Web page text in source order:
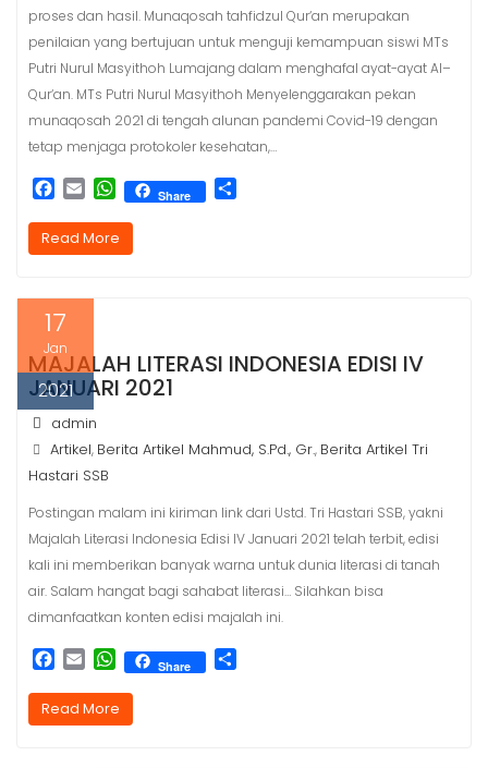
proses dan hasil. Munaqosah tahfidzul Qur‘an merupakan
penilaian yang bertujuan untuk menguji kemampuan siswi MTs
Putri Nurul Masyithoh Lumajang dalam menghafal ayat-ayat Al–
Qur‘an. MTs Putri Nurul Masyithoh Menyelenggarakan pekan
munaqosah 2021 di tengah alunan pandemi Covid-19 dengan
tetap menjaga protokoler kesehatan,…
c
e
o
o
k
a
i
W
h
a
t
Share
Read More
17
Jan
2021
MAJALAH LITERASI INDONESIA EDISI IV
JANUARI 2021
admin
Artikel, Berita Artikel Mahmud, S.Pd., Gr., Berita Artikel Tri
Hastari SSB
Postingan malam ini kiriman link dari Ustd. Tri Hastari SSB, yakni
Majalah Literasi Indonesia Edisi IV Januari 2021 telah terbit, edisi
kali ini memberikan banyak warna untuk dunia literasi di tanah
air. Salam hangat bagi sahabat literasi… Silahkan bisa
dimanfaatkan konten edisi majalah ini.
c
e
a
i
W
h
a
t
Share
Read More